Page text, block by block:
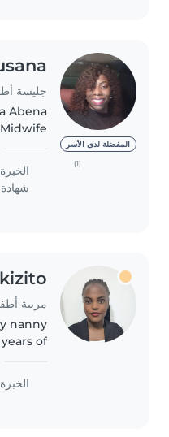
المفضلة لدى الأسر
(1)
جليسة
Abena
I am
safe,..
الخبرة: >
شهادة
مربية
nanny
of
I'm
light
الخبرة: >